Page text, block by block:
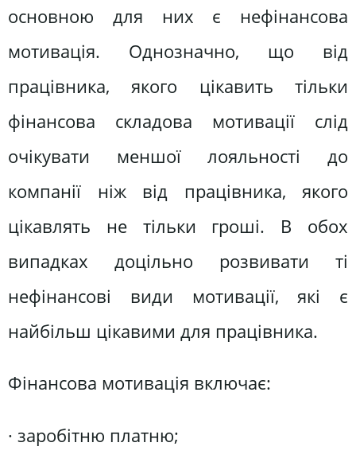
основною для них є нефінансова
мотивація. Однозначно, що від
працівника, якого цікавить тільки
фінансова складова мотивації слід
очікувати меншої лояльності до
компанії ніж від працівника, якого
цікавлять не тільки гроші. В обох
випадках доцільно розвивати ті
нефінансові види мотивації, які є
найбільш цікавими для працівника.
Фінансова мотивація включає:
· заробітню платню;